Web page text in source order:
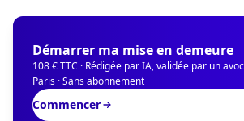
Démarrer ma mise en demeure
108 € TTC · Rédigée par IA, validée par un
Paris · Sans abonnement
Commencer